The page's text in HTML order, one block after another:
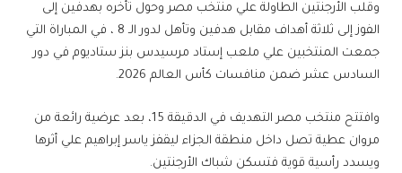
وقلب الأرجنتين الطاولة علي منتخب مصر وحول تأخره بهدفين إلى
الفوز إلى ثلاثة أهداف مقابل هدفين وتأهل لدور الـ 8 ، في المباراة التي
جمعت المنتخبين علي ملعب إستاد مرسيدس بنز ستاديوم في دور
السادس عشر ضمن منافسات كأس العالم 2026.
وافتتح منتخب مصر التهديف في الدقيقة 15، بعد عرضية رائعة من
مروان عطية تصل داخل منطقة الجزاء ليقفز ياسر إبراهيم علي أثرها
ويسدد رأسية قوية فتسكن شباك الأرجنتين.